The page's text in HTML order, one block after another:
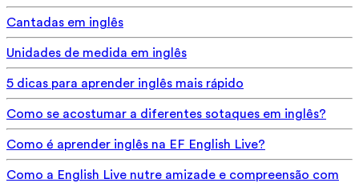
Cantadas em inglês
Unidades de medida em inglês
5 dicas para aprender inglês mais rápido
Como se acostumar a diferentes sotaques em inglês?
Como é aprender inglês na EF English Live?
Como a English Live nutre amizade e compreensão com